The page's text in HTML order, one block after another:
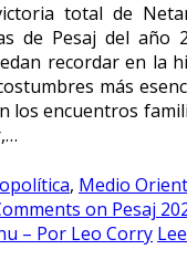
total de
de Pesaj del año
recordar en la
más
los encuentros
, Medio
on Pesaj
– Por Leo Corry